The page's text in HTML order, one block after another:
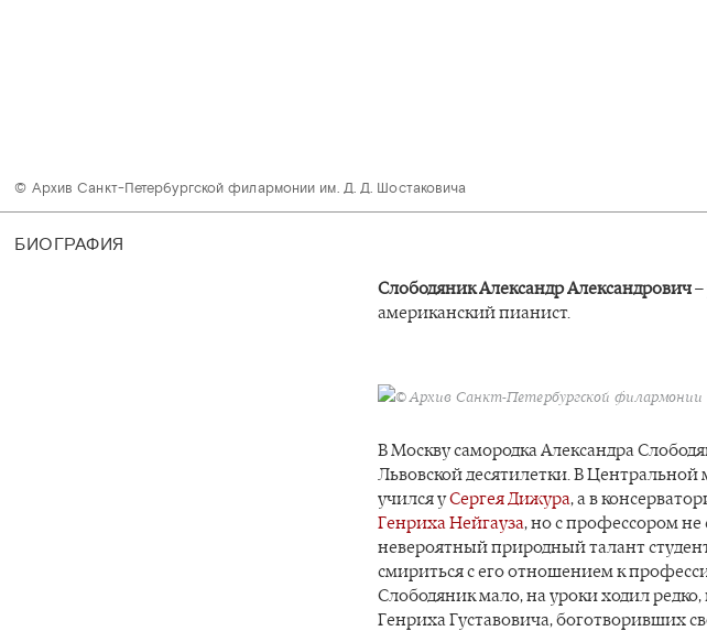
© Архив Санкт-Петербургской филармонии им. Д. Д. Шостаковича
БИОГРАФИЯ
Слободяник Александр Александрович–
американский пианист.
© Архив Санкт-Петербургской
В Москву самородка Александра
Львовской десятилетки. В
учился уСергея Дижура, а в
Генриха Нейгауза, но с профессором не
невероятный природный талант
смириться с его отношением к
Слободяник мало, на уроки ходил
Генриха Густавовича, боготворивших